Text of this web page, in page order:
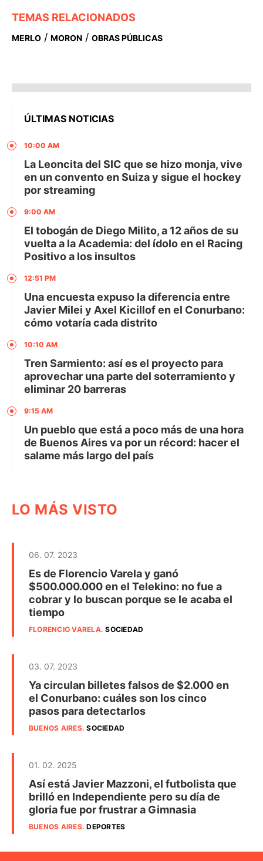
TEMAS RELACIONADOS
MERLO / MORON / OBRAS PÚBLICAS
ÚLTIMAS NOTICIAS
10:00 AM
La Leoncita del SIC que se hizo monja, vive
en un convento en Suiza y sigue el hockey
por streaming
9:00 AM
El tobogán de Diego Milito, a 12 años de su
vuelta a la Academia: del ídolo en el Racing
Positivo a los insultos
12:51 PM
Una encuesta expuso la diferencia entre
Javier Milei y Axel Kicillof en el Conurbano:
cómo votaría cada distrito
10:10 AM
Tren Sarmiento: así es el proyecto para
aprovechar una parte del soterramiento y
eliminar 20 barreras
9:15 AM
Un pueblo que está a poco más de una hora
de Buenos Aires va por un récord: hacer el
salame más largo del país
LO MÁS VISTO
06. 07. 2023
Es de Florencio Varela y ganó
$500.000.000 en el Telekino: no fue a
cobrar y lo buscan porque se le acaba el
tiempo
FLORENCIO VARELA.SOCIEDAD
03. 07. 2023
Ya circulan billetes falsos de $2.000 en
el Conurbano: cuáles son los cinco
pasos para detectarlos
BUENOS AIRES.SOCIEDAD
01. 02. 2025
Así está Javier Mazzoni, el futbolista que
brilló en Independiente pero su día de
gloria fue por frustrar a Gimnasia
BUENOS AIRES.DEPORTES